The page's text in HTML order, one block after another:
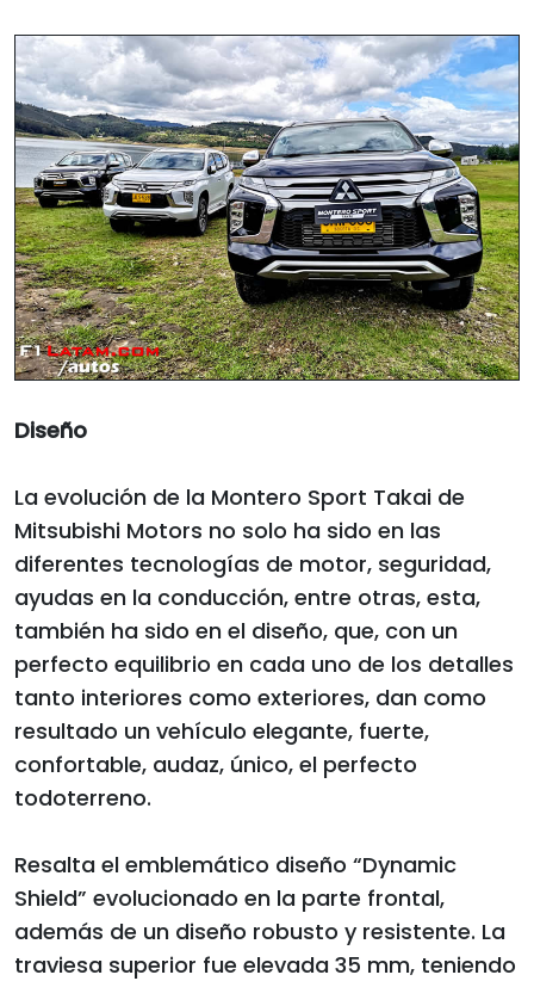
Diseño
La evolución de la Montero Sport Takai de
Mitsubishi Motors no solo ha sido en las
diferentes tecnologías de motor, seguridad,
ayudas en la conducción, entre otras, esta,
también ha sido en el diseño, que, con un
perfecto equilibrio en cada uno de los detalles
tanto interiores como exteriores, dan como
resultado un vehículo elegante, fuerte,
confortable, audaz, único, el perfecto
todoterreno.
Resalta el emblemático diseño “Dynamic
Shield” evolucionado en la parte frontal,
además de un diseño robusto y resistente. La
traviesa superior fue elevada 35 mm, teniendo